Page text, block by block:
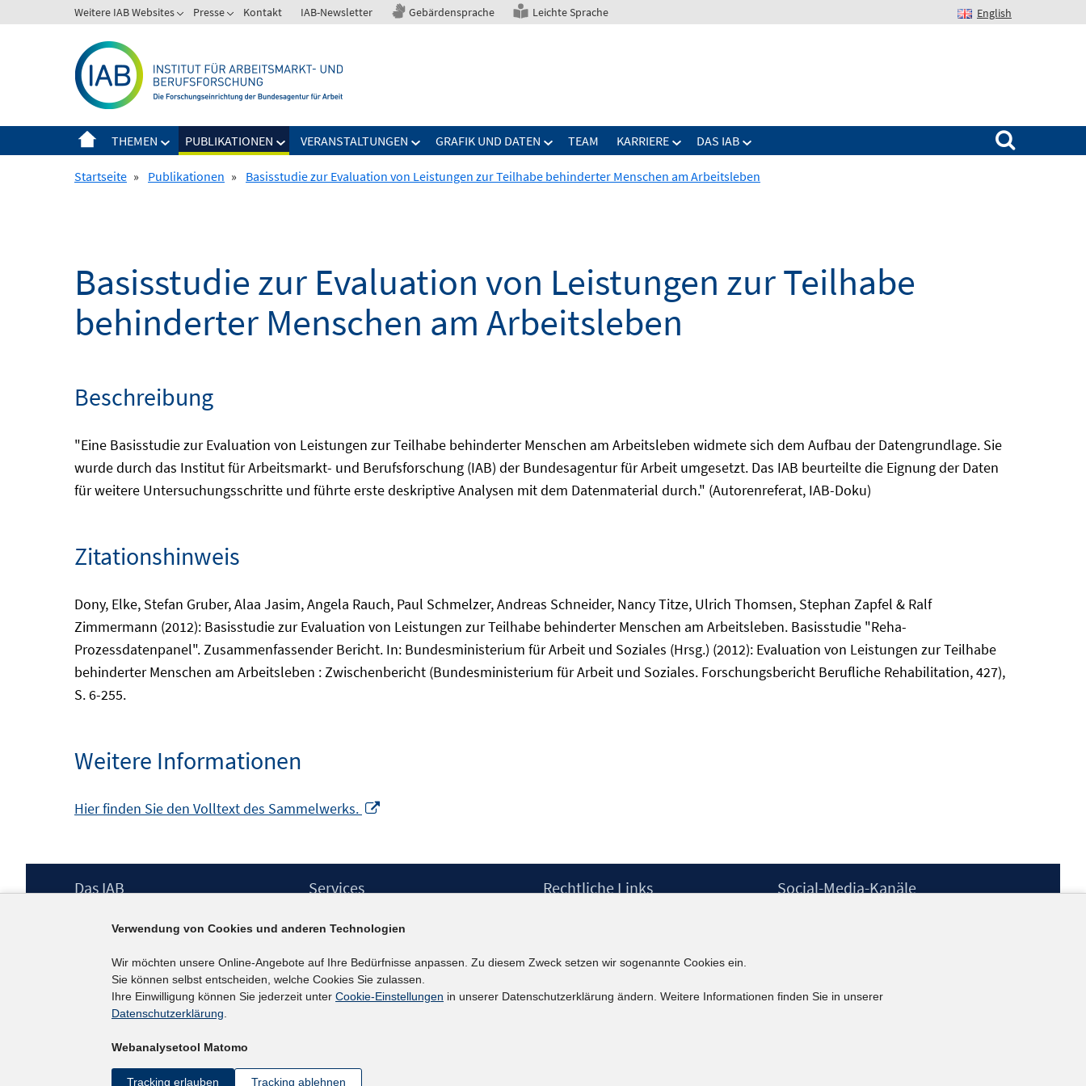
zum
Weitere IAB Websites Presse Kontakt IAB-Newsletter Gebärdensprache Leichte Sprache English
THEMEN PUBLIKATIONEN VERANSTALTUNGEN GRAFIK UND DATEN TEAM KARRIERE DAS IAB
Suchen nach:
Startseite » Publikationen » Basisstudie zur Evaluation von Leistungen zur Teilhabe behinderter Menschen am Arbeitsleben
Basisstudie zur Evaluation von Leistungen zur Teilhabe
behinderter Menschen am Arbeitsleben
Beschreibung
"Eine Basisstudie zur Evaluation von Leistungen zur Teilhabe behinderter Menschen am Arbeitsleben widmete sich dem Aufbau der Datengrundlage. Sie
wurde durch das Institut für Arbeitsmarkt- und Berufsforschung (IAB) der Bundesagentur für Arbeit umgesetzt. Das IAB beurteilte die Eignung der Daten
für weitere Untersuchungsschritte und führte erste deskriptive Analysen mit dem Datenmaterial durch." (Autorenreferat, IAB-Doku)
Zitationshinweis
Dony, Elke, Stefan Gruber, Alaa Jasim, Angela Rauch, Paul Schmelzer, Andreas Schneider, Nancy Titze, Ulrich Thomsen, Stephan Zapfel & Ralf
Zimmermann (2012): Basisstudie zur Evaluation von Leistungen zur Teilhabe behinderter Menschen am Arbeitsleben. Basisstudie "Reha-
Prozessdatenpanel". Zusammenfassender Bericht. In: Bundesministerium für Arbeit und Soziales (Hrsg.) (2012): Evaluation von Leistungen zur Teilhabe
behinderter Menschen am Arbeitsleben : Zwischenbericht (Bundesministerium für Arbeit und Soziales. Forschungsbericht Berufliche Rehabilitation, 427),
S. 6-255.
Weitere Informationen
Hier finden Sie den Volltext des Sammelwerks.
Footer
Das IAB
Berufsforschung (IAB) – unser Leitbild
Institutsleitung
Graduiertenprogramm
Befragungen
Projekte
Services
IAB-Newsletter
Kontakt
Rechtliche Links
Erklärung zur Barrierefreiheit
Social-Media-Kanäle
kununu
Verwendung von Cookies und anderen Technologien
Wir möchten unsere Online-Angebote auf Ihre Bedürfnisse anpassen. Zu diesem Zweck setzen wir sogenannte Cookies ein.
Sie können selbst entscheiden, welche Cookies Sie zulassen.
Ihre Einwilligung können Sie jederzeit unter Cookie-Einstellungen in unserer Datenschutzerklärung ändern. Weitere Informationen finden Sie in unserer
Datenschutzerklärung.
Webanalysetool Matomo
Tracking erlauben Tracking ablehnen